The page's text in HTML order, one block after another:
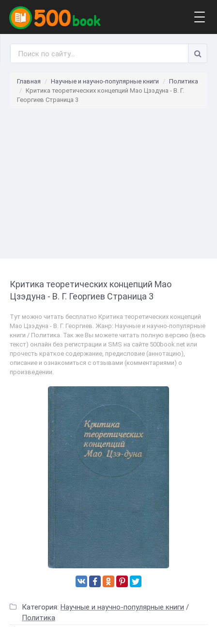
Главная Научные и научно-популярные книги
Политика
Критика теоретических концепций Мао Цзэдуна - В. Г.
Георгиев Страница 3
Критика теоретических концепций Мао
Цзэдуна - В. Г. Георгиев Страница 3
Тут можно читать бесплатно Критика теоретических концепций
Мао Цзэдуна - В. Г. Георгиев. Жанр: Научные и научно-популярные
книги / Политика. Так же Вы можете читать полную версию (весь
текст) онлайн без регистрации и SMS на сайте 500book.net или
прочесть краткое содержание, предисловие (аннотацию),
описание и ознакомиться с отзывами (комментариями) о
произведении.
Категория: Научные и научно-популярные книги /
Политика